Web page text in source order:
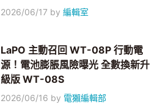
2026/06/17 by編輯室
LaPO 主動召回 WT-08P 行動電
源！電池膨脹風險曝光 全數換新升
級版 WT-08S
2026/06/16 by 電獺編輯部